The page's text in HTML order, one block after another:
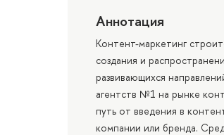
Аннотация
Контент-маркетинг
создания и
развивающихся
агентств №1 на рынке
путь от введения в
компании или бренда.